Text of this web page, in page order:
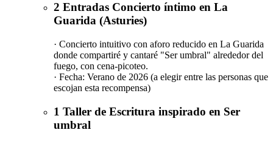
2 Entradas Concierto íntimo en La
Guarida (Asturies)
· Concierto intuitivo con aforo reducido en La Guarida
donde compartiré y cantaré "Ser umbral" alrededor del
fuego, con cena-picoteo.
· Fecha: Verano de 2026 (a elegir entre las personas que
escojan esta recompensa)
1 Taller de Escritura inspirado en Ser
umbral